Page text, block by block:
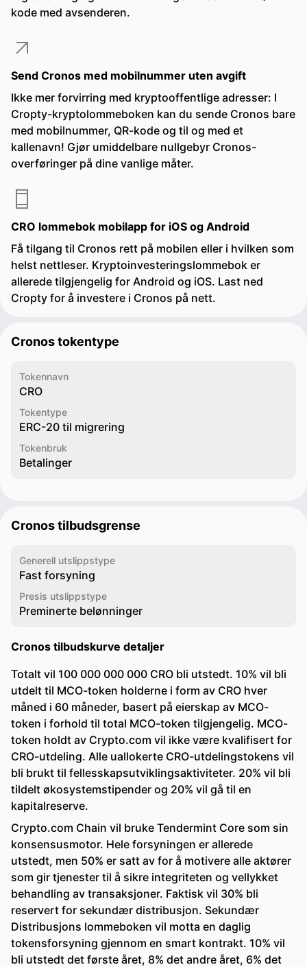
kode med avsenderen.
Send Cronos med mobilnummer uten avgift
Ikke mer forvirring med kryptooffentlige adresser: I
Cropty-kryptolommeboken kan du sende Cronos bare
med mobilnummer, QR-kode og til og med et
kallenavn! Gjør umiddelbare nullgebyr Cronos-
overføringer på dine vanlige måter.
CRO lommebok mobilapp for iOS og Android
Få tilgang til Cronos rett på mobilen eller i hvilken som
helst nettleser. Kryptoinvesteringslommebok er
allerede tilgjengelig for Android og iOS. Last ned
Cropty for å investere i Cronos på nett.
Cronos tokentype
Tokennavn
CRO
Tokentype
ERC-20 til migrering
Tokenbruk
Betalinger
Cronos tilbudsgrense
Generell utslippstype
Fast forsyning
Presis utslippstype
Preminerte belønninger
Cronos tilbudskurve detaljer
Totalt vil 100 000 000 000 CRO bli utstedt. 10% vil bli
utdelt til MCO-token holderne i form av CRO hver
måned i 60 måneder, basert på eierskap av MCO-
token i forhold til total MCO-token tilgjengelig. MCO-
token holdt av Crypto.com vil ikke være kvalifisert for
CRO-utdeling. Alle uallokerte CRO-utdelingstokens vil
bli brukt til fellesskapsutviklingsaktiviteter. 20% vil bli
tildelt økosystemstipender og 20% vil gå til en
kapitalreserve.
Crypto.com Chain vil bruke Tendermint Core som sin
konsensusmotor. Hele forsyningen er allerede
utstedt, men 50% er satt av for å motivere alle aktører
som gir tjenester til å sikre integriteten og vellykket
behandling av transaksjoner. Faktisk vil 30% bli
reservert for sekundær distribusjon. Sekundær
Distribusjons lommeboken vil motta en daglig
tokensforsyning gjennom en smart kontrakt. 10% vil
bli utstedt det første året, 8% det andre året, 6% det